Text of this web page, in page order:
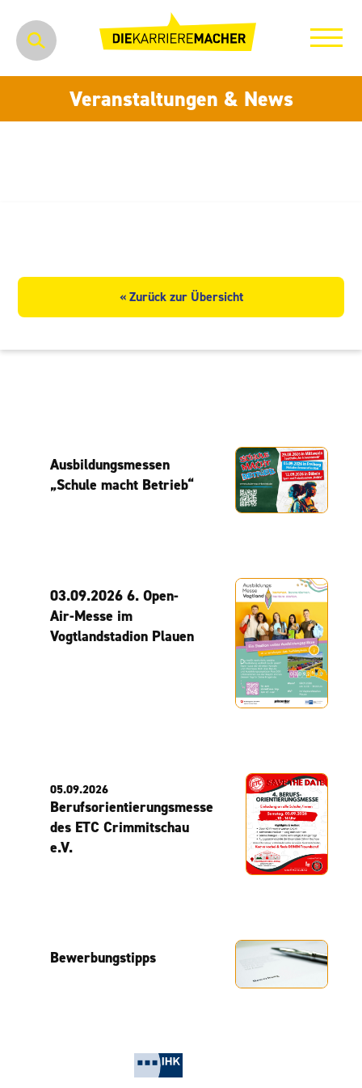
Veranstaltungen & News
« Zurück zur Übersicht
Ausbildungsmessen
„Schule macht Betrieb“
03.09.2026 6. Open-
Air-Messe im
Vogtlandstadion Plauen
05.09.2026
Berufsorientierungsmesse
des ETC Crimmitschau
e.V.
Bewerbungstipps